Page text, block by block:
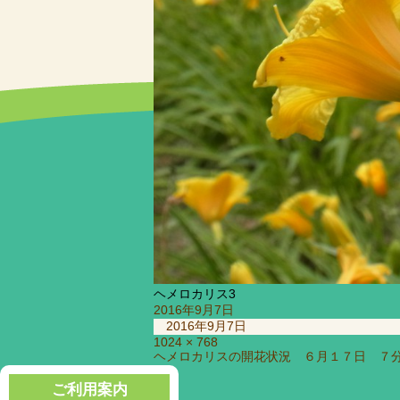
ヘメロカリス3
投
日:
2016年9月7日
2016年9月7日
フ
ル
サ
1024 × 768
投
稿
ヘメロカリスの開花状況 ６月１７日 ７
ご利用案内